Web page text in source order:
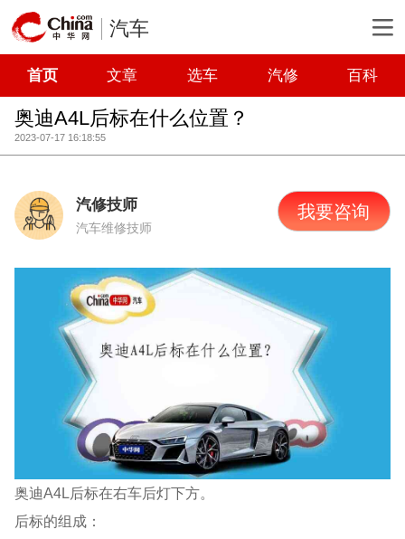
汽车
首页 文章 选车 汽修 百科
奥迪A4L后标在什么位置？
2023-07-17 16:18:55
汽修技师
汽车维修技师
我要咨询
奥迪A4L后标在右车后灯下方。
后标的组成：